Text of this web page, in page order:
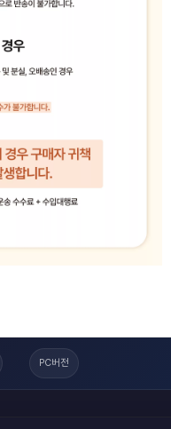
PC버전